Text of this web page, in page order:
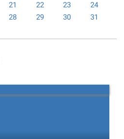
21 22 23
24
28 29 30 31